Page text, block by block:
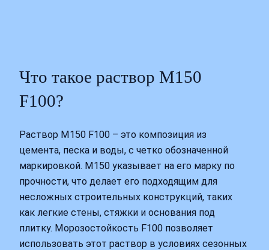
Что такое раствор М150
F100?
Раствор М150 F100 – это композиция из
цемента, песка и воды, с четко обозначенной
маркировкой. М150 указывает на его марку по
прочности, что делает его подходящим для
несложных строительных конструкций, таких
как легкие стены, стяжки и основания под
плитку. Морозостойкость F100 позволяет
использовать этот раствор в условиях сезонных